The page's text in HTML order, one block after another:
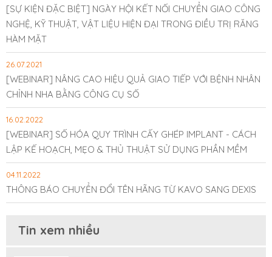
[SỰ KIỆN ĐẶC BIỆT] NGÀY HỘI KẾT NỐI CHUYỂN GIAO CÔNG
NGHỆ, KỸ THUẬT, VẬT LIỆU HIỆN ĐẠI TRONG ĐIỀU TRỊ RĂNG
HÀM MẶT
26.07.2021
[WEBINAR] NÂNG CAO HIỆU QUẢ GIAO TIẾP VỚI BỆNH NHÂN
CHỈNH NHA BẰNG CÔNG CỤ SỐ
16.02.2022
[WEBINAR] SỐ HÓA QUY TRÌNH CẤY GHÉP IMPLANT - CÁCH
LẬP KẾ HOẠCH, MẸO & THỦ THUẬT SỬ DỤNG PHẦN MỀM
04.11.2022
THÔNG BÁO CHUYỂN ĐỔI TÊN HÃNG TỪ KAVO SANG DEXIS
Tin xem nhiều